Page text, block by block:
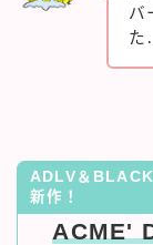
バ
た
ADLV＆
新作！
ACME'